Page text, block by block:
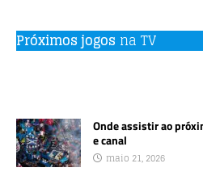
Próximos jogos na TV
Onde assistir ao
e canal
maio 21, 2026